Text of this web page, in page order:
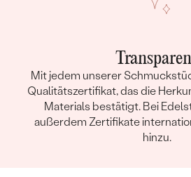
Mit jedem unserer
Qualitätszertifikat, das die
Materials bestätigt. Bei
außerdem Zertifikate
hinzu.